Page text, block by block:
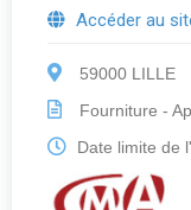
Accéder au
59000 LILLE
Fourniture -
Date limite de